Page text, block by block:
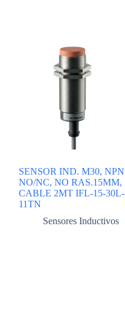
SENSOR IND. M30, NPN
NO/NC, NO RAS.15MM,
CABLE 2MT IFL-15-30L-
11TN
Sensores Inductivos